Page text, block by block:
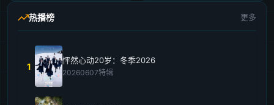
热播榜 更多
1
怦然心动20岁：冬季2026
20260607特辑